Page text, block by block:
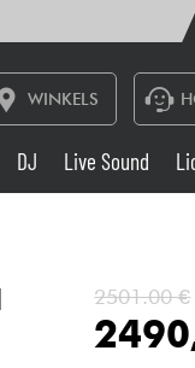
WINKELS
France
Belgique
España
Live
DJ Live Sound
2501.00 €
2490